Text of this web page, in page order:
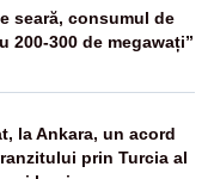
seară, consumul de
200-300 de megawați”
la Ankara, un acord
prin Turcia al